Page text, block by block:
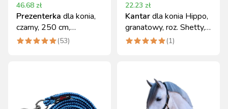
46.68 zł
Prezenterka dla konia,
czarny, 250 cm,
Covalliero
(53)
22.23 zł
Kantardla konia Hippo,
granatowy, roz. Shetty,
Covalliero
(1)